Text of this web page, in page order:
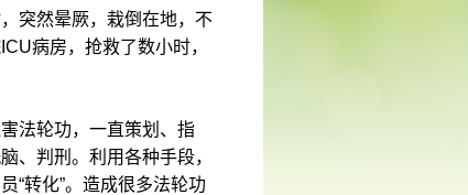
突然晕厥，栽倒在地，不
病房，抢救了数小时，
法轮功，一直策划、指
、判刑。利用各种手段，
“转化”。造成很多法轮功